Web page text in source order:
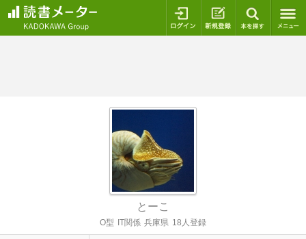
ログイン 新規登録
とーこ
O型 IT関係 兵庫県 18人登録